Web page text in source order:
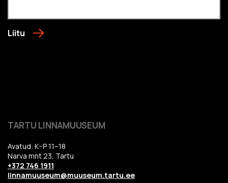
Liitu
TARTU LINNAMUUSEUM
Avatud: K–P 11–18
Narva mnt 23, Tartu
+372 746 1911
linnamuuseum@muuseum.tartu.ee